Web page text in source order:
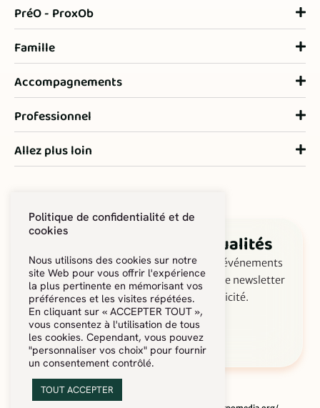
PréO - ProxOb
Famille
Accompagnements
Professionnel
Allez plus loin
Suivez les dernières actualités
Ne manquez rien des actus, astuces et événements
de PréO Obésité ! Inscrivez-vous à notre newsletter
pour avancer ensemble, en toute simplicité.
S'inscrire à la newsletter
Politique de confidentialité et de
cookies
Nous utilisons des cookies sur notre
site Web pour vous offrir l'expérience
la plus pertinente en mémorisant vos
préférences et les visites répétées.
En cliquant sur « ACCEPTER TOUT »,
vous consentez à l'utilisation de tous
les cookies. Cependant, vous pouvez
"personnaliser vos choix" pour fournir
un consentement contrôlé.
TOUT ACCEPTER